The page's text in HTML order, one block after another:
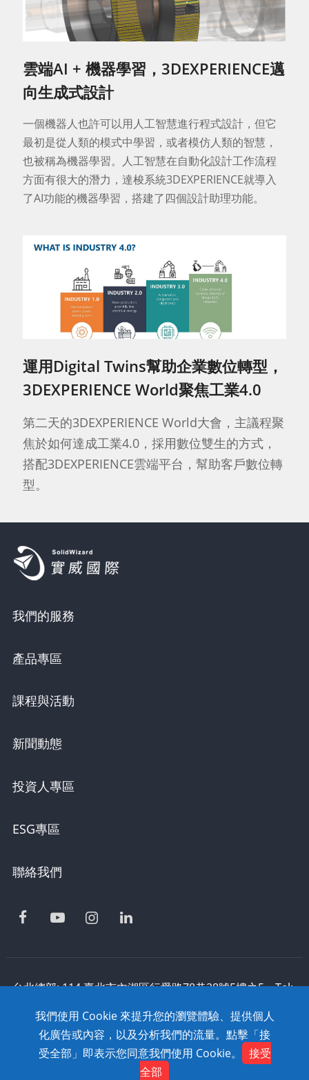
雲端AI + 機器學習，3DEXPERIENCE邁
向生成式設計
一個機器人也許可以用人工智慧進行程式設計，但它
最初是從人類的模式中學習，或者模仿人類的智慧，
也被稱為機器學習。人工智慧在自動化設計工作流程
方面有很大的潛力，達梭系統3DEXPERIENCE就導入
了AI功能的機器學習，搭建了四個設計助理功能。
運用Digital Twins幫助企業數位轉型，
3DEXPERIENCE World聚焦工業4.0
第二天的3DEXPERIENCE World大會，主議程聚
焦於如何達成工業4.0，採用數位雙生的方式，
搭配3DEXPERIENCE雲端平台，幫助客戶數位轉
型。
我們的服務
產品專區
課程與活動
新聞動態
投資人專區
ESG專區
聯絡我們
台北總部: 114 臺北市內湖區行愛路78巷28號5樓之5 Tel:
0800-868-358
Copyright © 2020 SolidWizard Technology
Co.,Ltd. All Rights Reserved. Dtell
網頁設計
Contact
我們使用 Cookie 來提升您的瀏覽體驗、提供個人
化廣告或內容，以及分析我們的流量。點擊「接
受全部」即表示您同意我們使用 Cookie。
接受
全部